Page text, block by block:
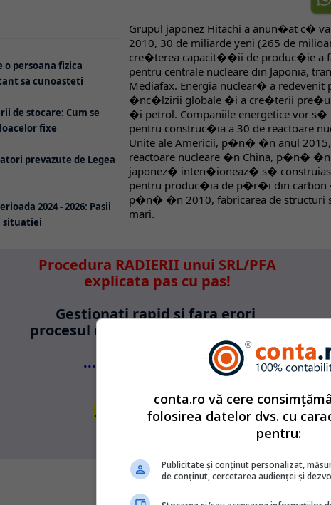
persoana fizica
sa cunoasteti
de stocare: Cum se
fixe
prevazute de Legea
2024 - 2026: Pasii
situatiei
Grupul japonez Hitachi a anun�at c�
2010, 30 de miliarde yeni (265 de
cre�terea capacit��ii de produc�ie a
pentru centrale nucleare din Japonia,
Mediafax. Energia nuclear� a redevenit
�nc�lzirii globale �i a cre�terii
�i petrol. Companiile energetice vor
pentru construc�ia a 30 de reactoare
Unite ale Americii, p�n� �n anul
reactoare nucleare �n China, p�n� �n
japonez� inten�ioneaz� s�
pentru produc�ia de p�r�i din
p�n� �n 2010, fabricarea de structuri
mari.
Procedura RADIERII unui SRL/PFA
explicata pas cu pas!
Gestionati rapid si fara erori
procesul de radiere al unui SRL/PFA!
...Detalii click AICI <<
...vezi detaliiAICI>>
conta.ro vă cere
folosirea datelor dvs. cu
pentru:
Publicitate și conținut personalizat,
de conținut, cercetarea audienței și